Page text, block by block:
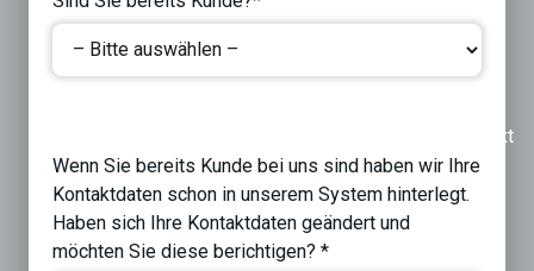
Next
Wenn Sie bereits Kunde bei uns sind haben wir Ihre
Kontaktdaten schon in unserem System hinterlegt.
Haben sich Ihre Kontaktdaten geändert und
möchten Sie diese berichtigen? *